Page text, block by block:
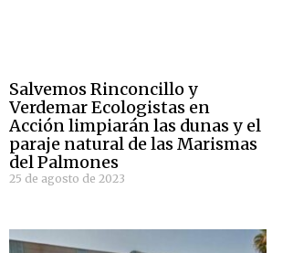
Salvemos Rinconcillo y
Verdemar Ecologistas en
Acción limpiarán las dunas y el
paraje natural de las Marismas
del Palmones
25 de agosto de 2023